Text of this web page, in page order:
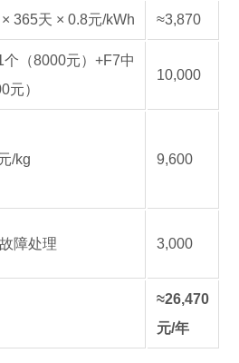
365天 × 0.8元/kWh ≈3,870
个（8000元）+F7中
元）
10,000
/kg 9,600
障处理 3,000
≈26,470
元/年